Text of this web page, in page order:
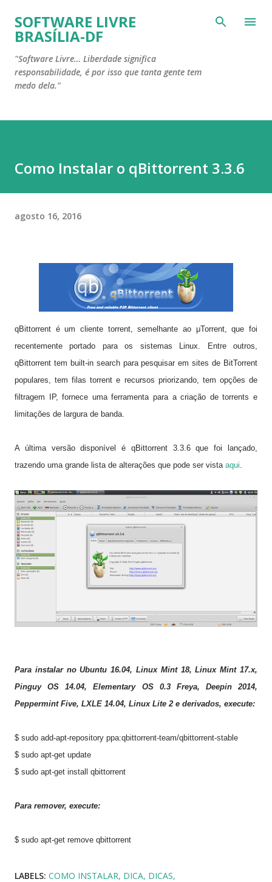
Pular para o conteúdo principal
SOFTWARE LIVRE
BRASÍLIA-DF
"Software Livre… Liberdade significa
responsabilidade, é por isso que tanta gente tem
medo dela."
Como Instalar o qBittorrent 3.3.6
agosto 16, 2016
qBittorrent é um cliente torrent, semelhante ao μTorrent, que foi
recentemente portado para os sistemas Linux. Entre outros,
qBittorrent tem built-in search para pesquisar em sites de BitTorrent
populares, tem filas torrent e recursos priorizando, tem opções de
filtragem IP, fornece uma ferramenta para a criação de torrents e
limitações de largura de banda.
A última versão disponível é qBittorrent 3.3.6 que foi lançado,
trazendo uma grande lista de alterações que pode ser vista aqui.
Para instalar noUbuntu 16.04, Linux Mint 18, Linux Mint 17.x,
Pinguy OS 14.04, Elementary OS 0.3 Freya, Deepin 2014,
Peppermint Five, LXLE 14.04, Linux Lite 2 e derivados, execute:
$ sudo add-apt-repository ppa:qbittorrent-team/qbittorrent-stable
$ sudo apt-get update
$ sudo apt-get install qbittorrent
Para remover, execute:
$ sudo apt-get remove qbittorrent
LABELS: COMO INSTALAR DICA DICAS